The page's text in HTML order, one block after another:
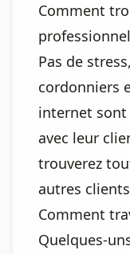
Comment
Pas de
cordonniers
internet sont
avec leur
trouverez
autres
Comment
Quelques-